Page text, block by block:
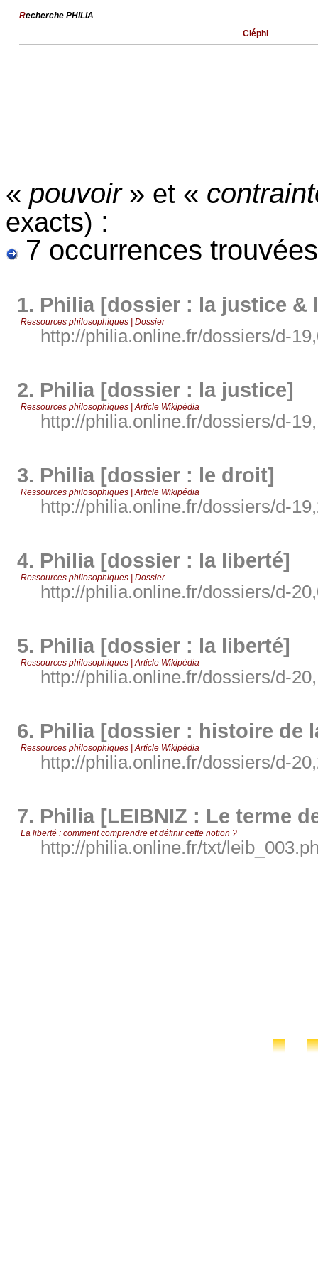
Recherche PHILIA
Cléphi
« pouvoir » et «
exacts) :
7 occurrences
1. Philia [dossier : la justice &
Ressources philosophiques | Dossier
http://philia.online.fr/dossiers/d-
2. Philia [dossier : la justice]
Ressources philosophiques | Article Wikipédia
http://philia.online.fr/dossiers/d-
3. Philia [dossier : le droit]
Ressources philosophiques | Article Wikipédia
http://philia.online.fr/dossiers/d-
4. Philia [dossier : la liberté]
Ressources philosophiques | Dossier
http://philia.online.fr/dossiers/d-
5. Philia [dossier : la liberté]
Ressources philosophiques | Article Wikipédia
http://philia.online.fr/dossiers/d-
6. Philia [dossier : histoire de
Ressources philosophiques | Article Wikipédia
http://philia.online.fr/dossiers/d-
7. Philia [LEIBNIZ : Le terme
La liberté : comment comprendre et définir cette notion ?
http://philia.online.fr/txt/